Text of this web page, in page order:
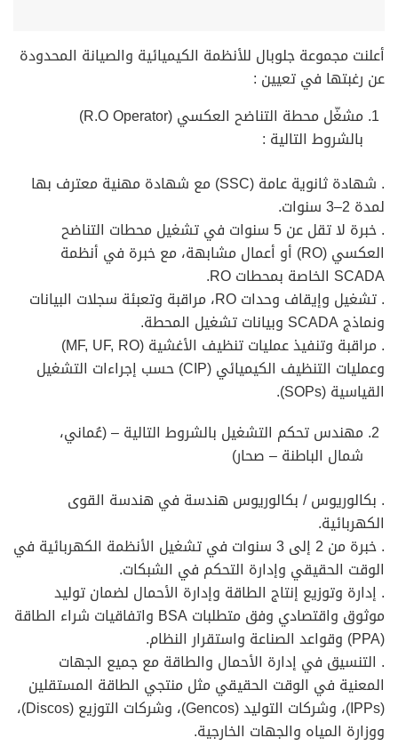
أعلنت مجموعة جلوبال للأنظمة الكيميائية والصيانة المحدودة
عن رغبتها في تعيين :
مشغّل محطة التناضح العكسي (R.O Operator)
بالشروط التالية :
. شهادة ثانوية عامة (SSC) مع شهادة مهنية معترف بها
لمدة 2–3 سنوات.
. خبرة لا تقل عن 5 سنوات في تشغيل محطات التناضح
العكسي (RO) أو أعمال مشابهة، مع خبرة في أنظمة
SCADA الخاصة بمحطات RO.
. تشغيل وإيقاف وحدات RO، مراقبة وتعبئة سجلات البيانات
ونماذج SCADA وبيانات تشغيل المحطة.
. مراقبة وتنفيذ عمليات تنظيف الأغشية (MF, UF, RO)
وعمليات التنظيف الكيميائي (CIP) حسب إجراءات التشغيل
القياسية (SOPs).
مهندس تحكم التشغيل بالشروط التالية – (عُماني،
شمال الباطنة – صحار)
. بكالوريوس / بكالوريوس هندسة في هندسة القوى
الكهربائية.
. خبرة من 2 إلى 3 سنوات في تشغيل الأنظمة الكهربائية في
الوقت الحقيقي وإدارة التحكم في الشبكات.
. إدارة وتوزيع إنتاج الطاقة وإدارة الأحمال لضمان توليد
موثوق واقتصادي وفق متطلبات BSA واتفاقيات شراء الطاقة
(PPA) وقواعد الصناعة واستقرار النظام.
. التنسيق في إدارة الأحمال والطاقة مع جميع الجهات
المعنية في الوقت الحقيقي مثل منتجي الطاقة المستقلين
(IPPs)، وشركات التوليد (Gencos)، وشركات التوزيع (Discos)،
ووزارة المياه والجهات الخارجية.